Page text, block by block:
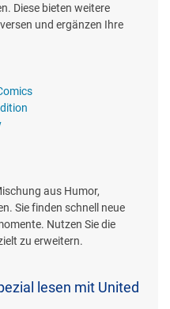
Diese bieten weitere
und ergänzen Ihre
aus Humor,
Sie finden schnell neue
Nutzen Sie die
zu erweitern.
lesen mit United